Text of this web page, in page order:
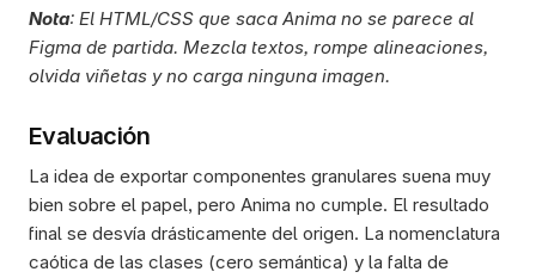
Nota: El HTML/CSS que saca Anima no se parece al
Figma de partida. Mezcla textos, rompe alineaciones,
olvida viñetas y no carga ninguna imagen.
Evaluación
La idea de exportar componentes granulares suena muy
bien sobre el papel, pero Anima no cumple. El resultado
final se desvía drásticamente del origen. La nomenclatura
caótica de las clases (cero semántica) y la falta de